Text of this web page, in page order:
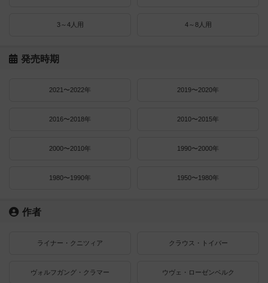
3～4人用 4～8人用
発売時期
2021〜2022年 2019〜2020年
2016〜2018年 2010〜2015年
2000〜2010年 1990〜2000年
1980〜1990年 1950〜1980年
作者
ライナー・クニツィア クラウス・トイバー
ヴォルフガング・クラマー ウヴェ・ローゼンベルク